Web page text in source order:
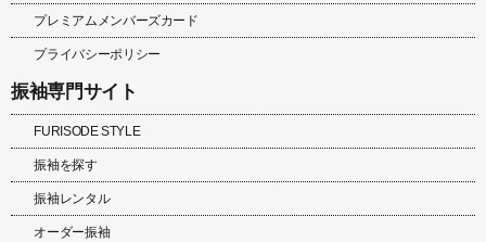
プレミアムメンバーズカード
プライバシーポリシー
振袖専門サイト
FURISODE STYLE
振袖を探す
振袖レンタル
オーダー振袖